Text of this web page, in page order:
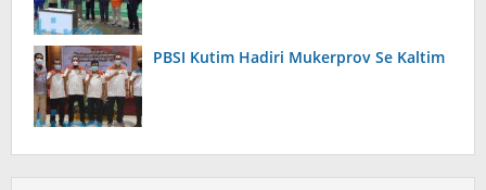
PBSI Kutim Hadiri Mukerprov Se Kaltim